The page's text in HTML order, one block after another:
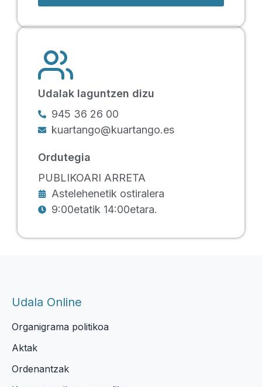
Udalak laguntzen dizu
945 36 26 00
kuartango@kuartango.es
Ordutegia
PUBLIKOARI ARRETA
Astelehenetik ostiralera
9:00etatik 14:00etara.
Udala Online
Organigrama politikoa
Aktak
Ordenantzak